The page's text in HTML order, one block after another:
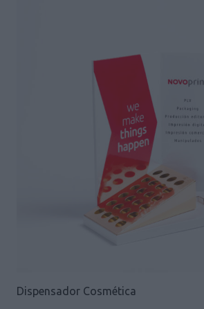
Dispensador Cosmética